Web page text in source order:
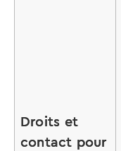
Droits et
contact pour